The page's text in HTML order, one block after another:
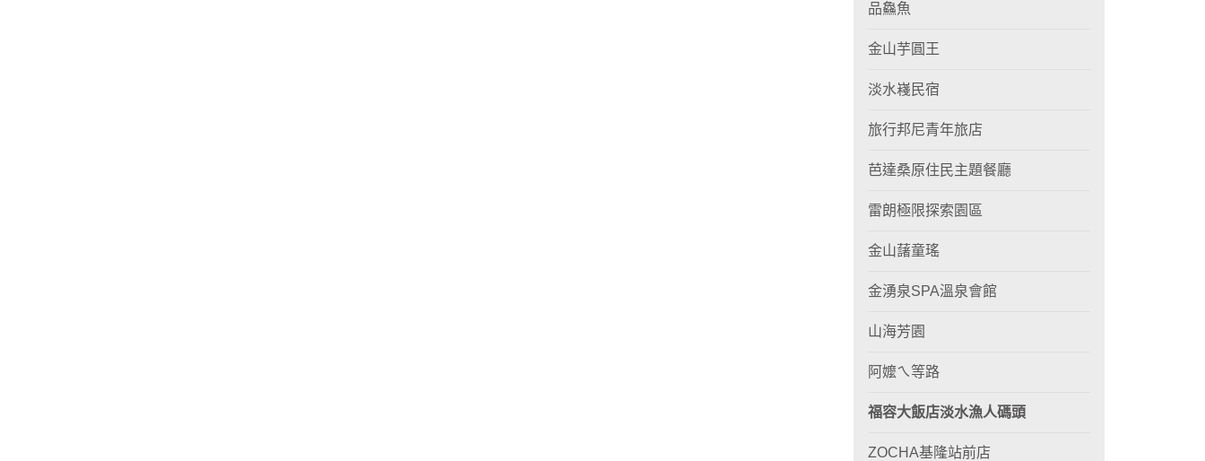
品鱻魚
金山芋圓王
淡水嶘民宿
旅行邦尼青年旅店
芭達桑原住民主題餐廳
雷朗極限探索園區
金山藷童瑤
金湧泉SPA溫泉會館
山海芳園
阿嬤ㄟ等路
福容大飯店淡水漁人碼頭
ZOCHA基隆站前店